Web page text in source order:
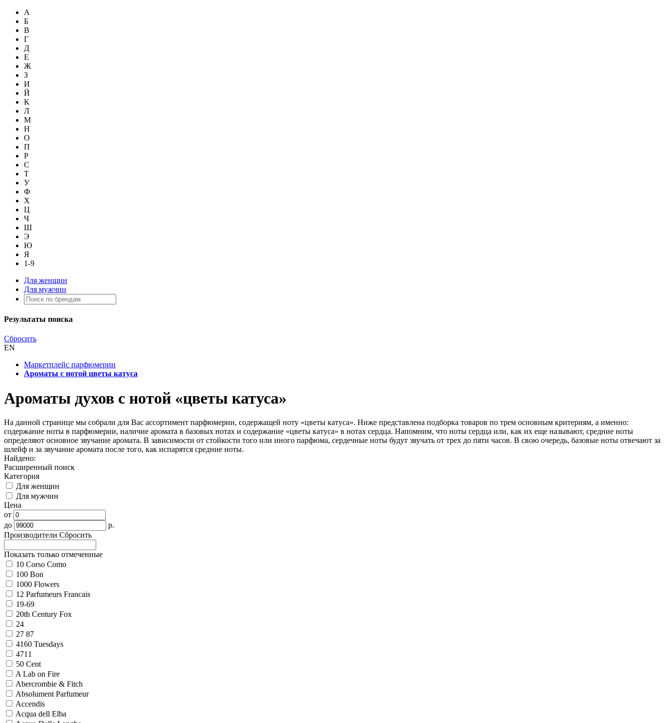
А
Б
В
Г
Д
Е
Ж
З
И
Й
К
Л
М
Н
О
П
Р
С
Т
У
Ф
Х
Ц
Ч
Ш
Э
Ю
Я
1-9
Для женщин
Для мужчин
Результаты поиска
Сбросить
EN
Маркетплейс парфюмерии
Ароматы с нотой цветы катуса
Ароматы духов с нотой «цветы катуса»
На данной странице мы собрали для Вас ассортимент парфюмерии, содержащей ноту «цветы катуса». Ниже представлена подборка товаров по трем основным критериям, а именно:
содержание ноты в парфюмерии, наличие аромата в базовых нотах и содержание «цветы катуса» в нотах сердца. Напомним, что ноты сердца или, как их еще называют, средние ноты
определяют основное звучание аромата. В зависимости от стойкости того или иного парфюма, сердечные ноты будут звучать от трех до пяти часов. В свою очередь, базовые ноты отвечают за
шлейф и за звучание аромата после того, как испарятся средние ноты.
Найдено:
Расширенный поиск
Категория
Для женщин
Для мужчин
Цена
от
до
р.
Производители Сбросить
Показать только отмеченные
10 Corso Como
100 Bon
1000 Flowers
12 Parfumeurs Francais
19-69
20th Century Fox
24
27 87
4160 Tuesdays
4711
50 Cent
A Lab on Fire
Abercrombie & Fitch
Absolument Parfumeur
Accendis
Acqua dell Elba